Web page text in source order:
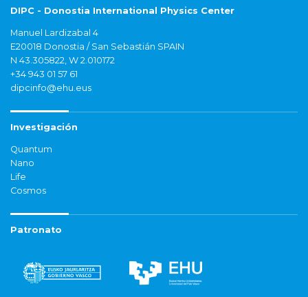
DIPC - Donostia International Physics Center
Manuel Lardizabal 4
E20018 Donostia / San Sebastián SPAIN
N 43.305822, W 2.010172
+34 943 01 57 61
dipcinfo@ehu.eus
Investigación
Quantum
Nano
Life
Cosmos
Patronato